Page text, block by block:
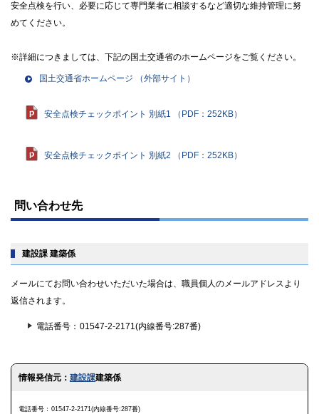
安全点検を行い、必要に応じて専門業者に相談するなど適切な維持管理に努
めてください。
※詳細につきましては、下記の国土交通省のホームページをご覧ください。
国土交通省ホームページ （外部サイト）
安全点検チェックポイント 別紙1 （PDF：252KB）
安全点検チェックポイント 別紙2 （PDF：252KB）
ッ問い合わせ先
建設課 建築係
メールにてお問い合わせいただいた場合は、職員個人のメールアドレスより
返信されます。
電話番号 01547-2-2171(内線番号:287番)
ト
情報発信元： 建設課建築係
電話番号 01547-2-2171(内線番号:287番)